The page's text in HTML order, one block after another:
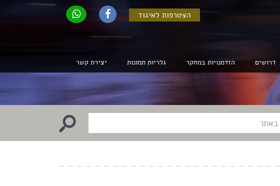
הצטרפות לאיגוד
דרושים הזדמנויות במחקר גלריות תמונות יצירת קשר